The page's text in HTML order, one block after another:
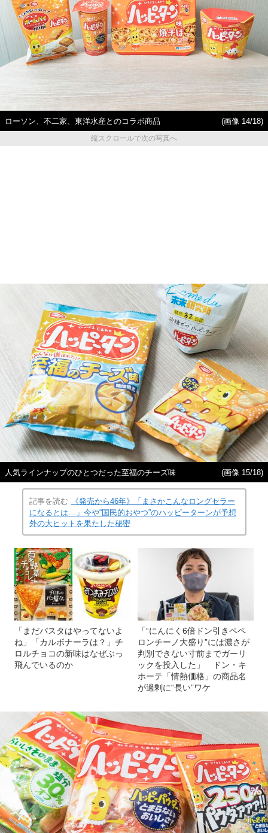
ローソン、不二家、東洋水産とのコラボ商品
(画像 14/18)
縦スクロールで次の写真へ
人気ラインナップのひとつだった至福のチーズ味 (画像 15/18)
記事を読む
《発売から46年》「まさかこんなロングセラー
になるとは…」今や“国民的おやつ”のハッピーターンが予想
外の大ヒットを果たした秘密
「まだパスタはやってないよ
ね」「カルボナーラは？」チ
ロルチョコの新味はなぜぶっ
飛んでいるのか
「“にんにく6倍ドン引きペペ
ロンチーノ大盛り”には濃さが
判別できない寸前までガーリ
ックを投入した」 ドン・キ
ホーテ「情熱価格」の商品名
が過剰に“長い”ワケ